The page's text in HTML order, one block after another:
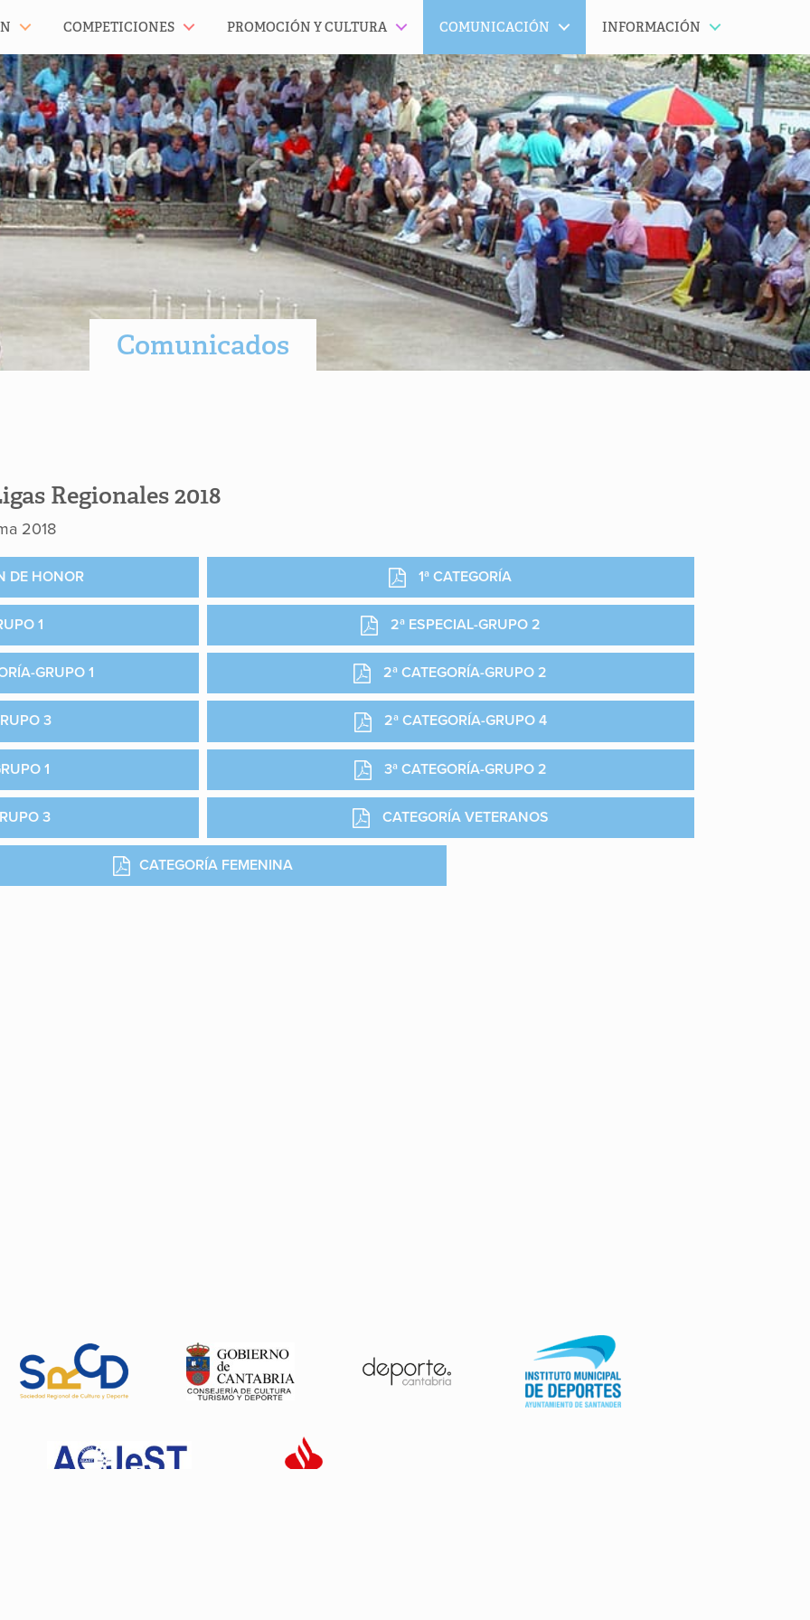
COMPETICIONES PROMOCIÓN Y CULTURA COMUNICACIÓN INFORMACIÓN
Comunicados
Regionales 2018
2018
DE HONOR 1ª CATEGORÍA
1 2ª ESPECIAL-GRUPO 2
GRUPO 1 2ª CATEGORÍA-GRUPO 2
3 2ª CATEGORÍA-GRUPO 4
1 3ª CATEGORÍA-GRUPO 2
3 CATEGORÍA VETERANOS
CATEGORÍA FEMENINA